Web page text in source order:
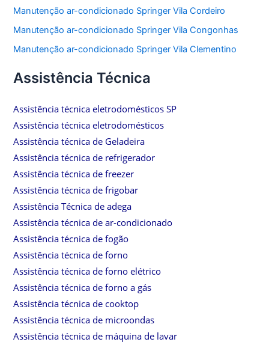
Manutenção ar-condicionado Springer Vila Cordeiro
Manutenção ar-condicionado Springer Vila Congonhas
Manutenção ar-condicionado Springer Vila Clementino
Assistência Técnica
Assistência técnica eletrodomésticos SP
Assistência técnica eletrodomésticos
Assistência técnica de Geladeira
Assistência técnica de refrigerador
Assistência técnica de freezer
Assistência técnica de frigobar
Assistência Técnica de adega
Assistência técnica de ar-condicionado
Assistência técnica de fogão
Assistência técnica de forno
Assistência técnica de forno elétrico
Assistência técnica de forno a gás
Assistência técnica de cooktop
Assistência técnica de microondas
Assistência técnica de máquina de lavar